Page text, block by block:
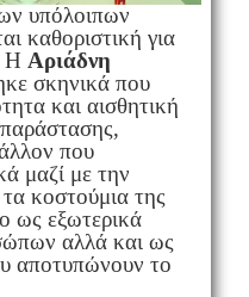
υπόλοιπων
καθοριστική για
Η Αριάδνη
σκηνικά που
και αισθητική
παράστασης,
που
μαζί με την
τα κοστούμια της
ως εξωτερικά
αλλά και ως
αποτυπώνουν το